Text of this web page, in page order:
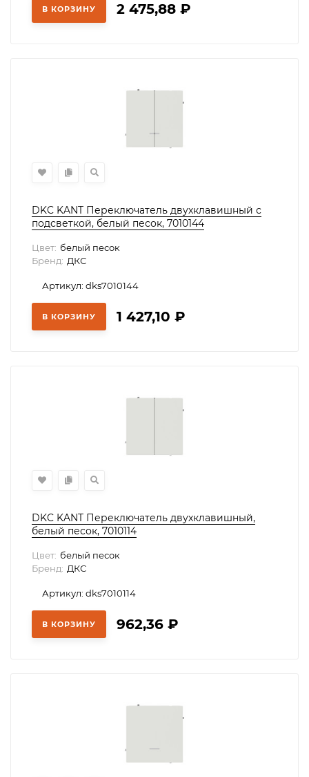
В КОРЗИНУ 2 475,88 ₽
DKC KANT Переключатель двухклавишный с
подсветкой, белый песок, 7010144
Цвет: белый песок
Бренд: ДКС
Артикул: dks7010144
В КОРЗИНУ 1 427,10 ₽
DKC KANT Переключатель двухклавишный,
белый песок, 7010114
Цвет: белый песок
Бренд: ДКС
Артикул: dks7010114
В КОРЗИНУ 962,36 ₽